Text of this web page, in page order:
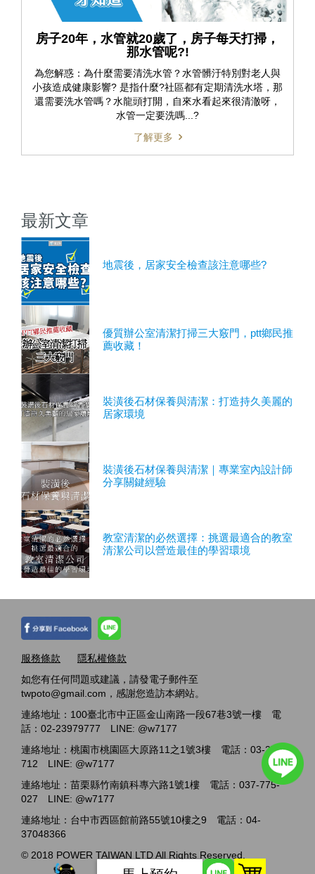
房子20年，水管就20歲了，房子每天打掃，
那水管呢?!
為您解惑：為什麼需要清洗水管？水管髒汙特別對老人與
小孩造成健康影響? 是指什麼?社區都有定期清洗水塔，那
還需要洗水管嗎？水龍頭打開，自來水看起來很清澈呀，
水管一定要洗嗎...?
了解更多
最新文章
地震後，居家安全檢查該注意哪些?
優質辦公室清潔打掃三大竅門，ptt鄉民推
薦收藏！
裝潢後石材保養與清潔：打造持久美麗的
居家環境
裝潢後石材保養與清潔｜專業室內設計師
分享關鍵經驗
教室清潔的必然選擇：挑選最適合的教室
清潔公司以營造最佳的學習環境
服務條款
隱私權條款
如您有任何問題或建議，請發電子郵件至
twpoto@gmail.com，感謝您造訪本網站。
連絡地址：100臺北市中正區金山南路一段67巷3號一樓 電
話：02-23979777 LINE: @w7177
連絡地址：桃園市桃園區大原路11之1號3樓 電話：03-2717-
712 LINE: @w7177
連絡地址：苗栗縣竹南鎮科專六路1號1樓 電話：037-775-
027 LINE: @w7177
連絡地址：台中市西區館前路55號10樓之9 電話：04-
37048366
© 2018 POWER TAIWAN LTD All Rights Reserved.